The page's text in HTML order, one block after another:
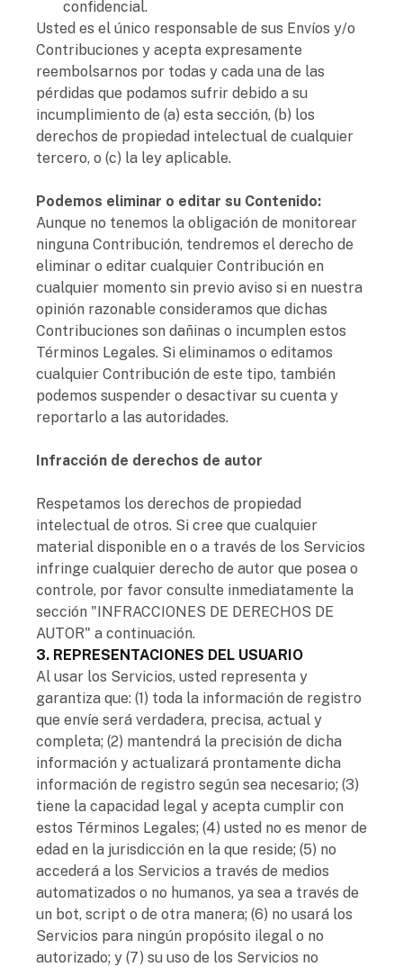
confidencial.
Usted es el único responsable de sus Envíos y/o
Contribuciones y acepta expresamente
reembolsarnos por todas y cada una de las
pérdidas que podamos sufrir debido a su
incumplimiento de (a) esta sección, (b) los
derechos de propiedad intelectual de cualquier
tercero, o (c) la ley aplicable.
Podemos eliminar o editar su Contenido:
Aunque no tenemos la obligación de monitorear
ninguna Contribución, tendremos el derecho de
eliminar o editar cualquier Contribución en
cualquier momento sin previo aviso si en nuestra
opinión razonable consideramos que dichas
Contribuciones son dañinas o incumplen estos
Términos Legales. Si eliminamos o editamos
cualquier Contribución de este tipo, también
podemos suspender o desactivar su cuenta y
reportarlo a las autoridades.
Infracción de derechos de autor
Respetamos los derechos de propiedad
intelectual de otros. Si cree que cualquier
material disponible en o a través de los Servicios
infringe cualquier derecho de autor que posea o
controle, por favor consulte inmediatamente la
sección "INFRACCIONES DE DERECHOS DE
AUTOR" a continuación.
3. REPRESENTACIONES DEL USUARIO
Al usar los Servicios, usted representa y
garantiza que: (1) toda la información de registro
que envíe será verdadera, precisa, actual y
completa; (2) mantendrá la precisión de dicha
información y actualizará prontamente dicha
información de registro según sea necesario; (3)
tiene la capacidad legal y acepta cumplir con
estos Términos Legales; (4) usted no es menor de
edad en la jurisdicción en la que reside; (5) no
accederá a los Servicios a través de medios
automatizados o no humanos, ya sea a través de
un bot, script o de otra manera; (6) no usará los
Servicios para ningún propósito ilegal o no
autorizado; y (7) su uso de los Servicios no